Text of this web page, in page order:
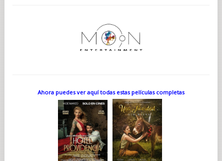
Ahora puedes ver aquí todas estas películas completas